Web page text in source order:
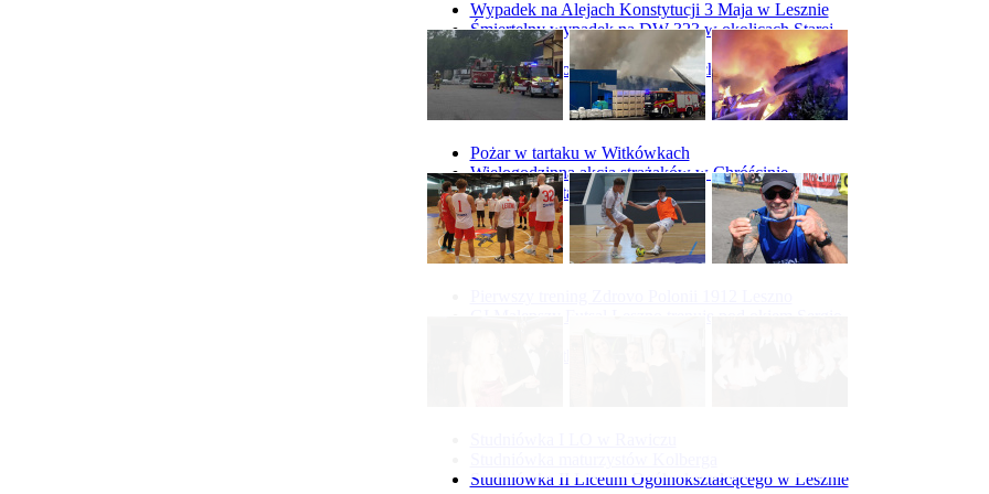
Wypadek na Alejach Konstytucji 3 Maja w Lesznie
Śmiertelny wypadek na DW 323 w okolicach Starej
Góry
Wypadek na obwodnicy Święciechowy
Pożar w tartaku w Witkówkach
Wielogodzinna akcja strażaków w Chróścinie
Pożar hali tartaku w Racocie
Studniówka II Liceum Ogólnokształcącego w Lesznie